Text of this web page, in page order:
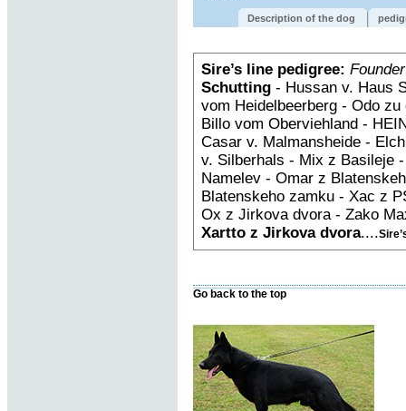
Description of the dog
Sire’s line pedigree: Founder
Schutting - Hussan v. Haus
vom Heidelbeerberg - Odo zu
Billo vom Oberviehland -
Casar v. Malmansheide -
v. Silberhals - Mix z Basileje
Namelev - Omar z
Blatenskeho zamku - Xac z
Ox z Jirkova dvora - Zako
Xartto z Jirkova dvora....
Go back to the top